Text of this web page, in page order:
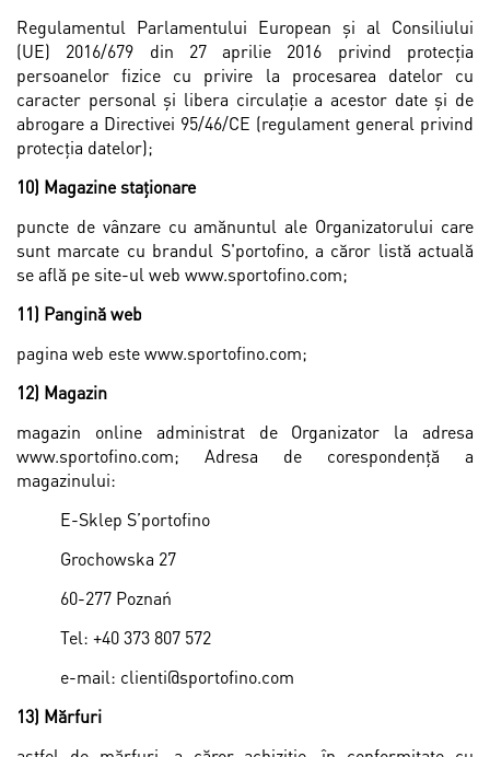
Regulamentul Parlamentului European și al Consiliului
(UE) 2016/679 din 27 aprilie 2016 privind protecţia
persoanelor fizice cu privire la procesarea datelor cu
caracter personal și libera circulaţie a acestor date și de
abrogare a Directivei 95/46/CE (regulament general privind
protecția datelor);
10) Magazine staționare
puncte de vânzare cu amănuntul ale Organizatorului care
sunt marcate cu brandul S'portofino, a căror listă actuală
se află pe site-ul web www.sportofino.com;
11) Pangină web
pagina web este www.sportofino.com;
12) Magazin
magazin online administrat de Organizator la adresa
www.sportofino.com; Adresa de corespondență a
magazinului:
E-Sklep S’portofino
Grochowska 27
60-277 Poznań
Tel: +40 373 807 572
e-mail: clienti@sportofino.com
13) Mărfuri